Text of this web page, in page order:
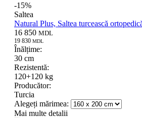
-15%
Saltea
Natural Plus, Saltea turcească
16 850 MDL
19 830 MDL
Înălțime:
30 cm
Rezistentă:
120+120 kg
Producător:
Turcia
Alegeți mărimea:
Mai multe detalii